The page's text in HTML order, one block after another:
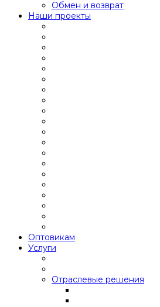
Обмен и возврат
Наши проекты
Оптовикам
Услуги
Отраслевые решения